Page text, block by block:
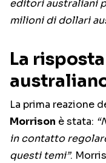
editori australiani
milioni di dollari
La
La prima reazione
Morrison è stata:
in contatto
questi temi”.